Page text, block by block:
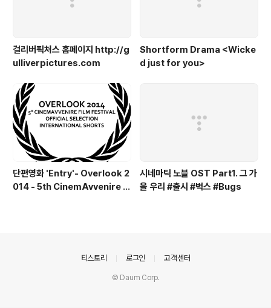
걸리버픽처스 홈페이지 http://g
ulliverpictures.com
Shortform Drama <Wicke
d just for you>
단편영화 'Entry'- Overlook 2
014 - 5th CinemAvvenire Fi
시네마틱 노블 OST Part1. 그 가
을 우리 #출시 #벅스 #Bugs
티스토리 로그인 고객센터
© Daum Corp.